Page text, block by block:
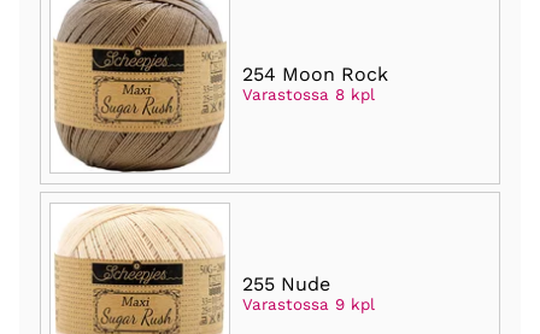
254 Moon Rock
Varastossa 8 kpl
255 Nude
Varastossa 9 kpl